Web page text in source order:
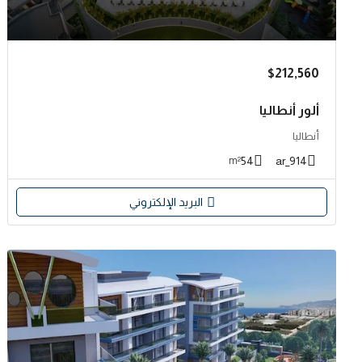
$212,560
ألور أنطاليا
أنطاليا
914_ar
54
m²
البريد الإلكتروني